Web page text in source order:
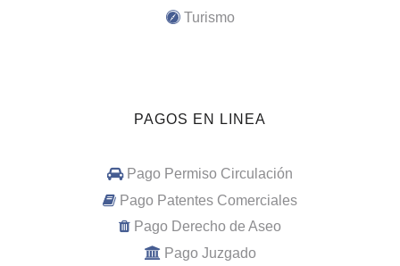
Turismo
PAGOS EN LINEA
Pago Permiso Circulación
Pago Patentes Comerciales
Pago Derecho de Aseo
Pago Juzgado